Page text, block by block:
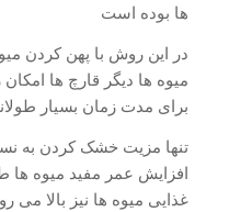
ها بوده است
در این روش با پهن کردن
میوه ها دیگر قارچ ها
برای مدت زمان بسیار
تنها مزیت خشک کردن به
افزایش عمر مفید میوه ها
غذایی میوه ها نیز بالا می